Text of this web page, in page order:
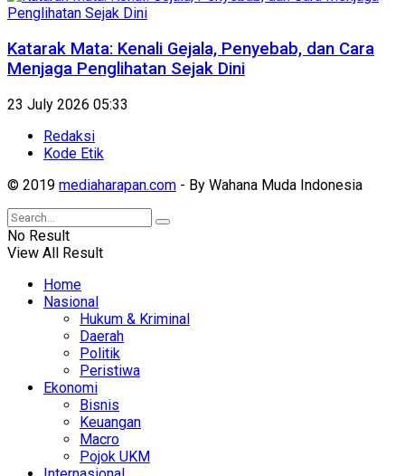
Katarak Mata: Kenali Gejala, Penyebab, dan Cara
Menjaga Penglihatan Sejak Dini
23 July 2026 05:33
Redaksi
Kode Etik
© 2019 mediaharapan.com - By Wahana Muda Indonesia
No Result
View All Result
Home
Nasional
Hukum & Kriminal
Daerah
Politik
Peristiwa
Ekonomi
Bisnis
Keuangan
Macro
Pojok UKM